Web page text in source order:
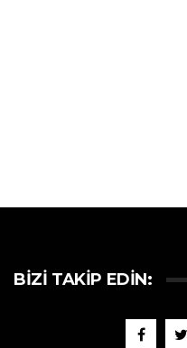
BIZI TAKIP EDIN: